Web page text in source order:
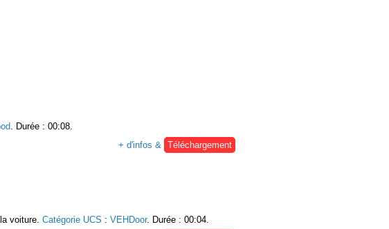
. Durée : 00:08.
+ d'infos &
Téléchargement
voiture. Catégorie UCS : VEHDoor. Durée : 00:04.